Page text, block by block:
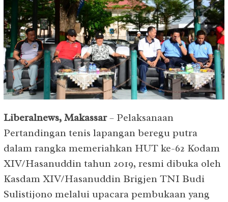
Liberalnews, Makassar– Pelaksanaan
Pertandingan tenis lapangan beregu putra
dalam rangka memeriahkan HUT ke-62 Kodam
XIV/Hasanuddin tahun 2019, resmi dibuka oleh
Kasdam XIV/Hasanuddin Brigjen TNI Budi
Sulistijono melalui upacara pembukaan yang